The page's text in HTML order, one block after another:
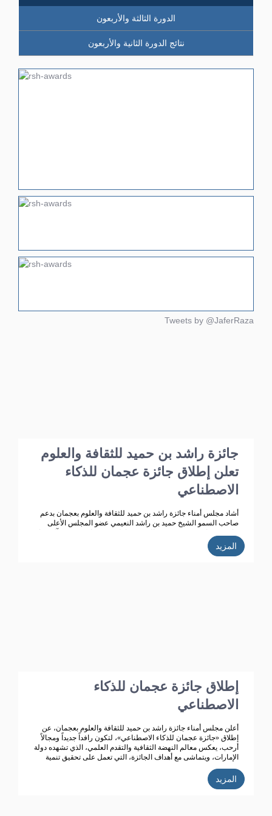
الدورة الثالثة والأربعون
نتائج الدورة الثانية والأربعون
Tweets by @JaferRaza
جائزة راشد بن حميد للثقافة والعلوم
تعلن إطلاق جائزة عجمان للذكاء
الاصطناعي
أشاد مجلس أمناء جائزة راشد بن حميد للثقافة والعلوم بعجمان بدعم
صاحب السمو الشيخ حميد بن راشد النعيمي عضو المجلس الأعلى
رئيسة مجلس أمناء جائزة راشد بن حميد للثقافة والعلوم ، مؤكد ين
المزيد
إطلاق جائزة عجمان للذكاء
الاصطناعي
أعلن مجلس أمناء جائزة راشد بن حميد للثقافة والعلوم بعجمان، عن
إطلاق «جائزة عجمان للذكاء الاصطناعي»، لتكون رافداً جديداً ومجالاً
أرحب، يعكس معالم النهضة الثقافية والتقدم العلمي، الذي تشهده دولة
الإمارات، ويتماشى مع أهداف الجائزة، التي تعمل على تحقيق تنمية
ثقافية متميزة.
المزيد